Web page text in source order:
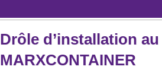
Drôle d’installation
MARXCONTAINER